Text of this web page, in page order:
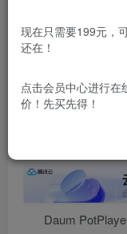
于商业用途。如有
除！
本站所有内容来自互
用途。如有侵权、不
Daum
现在只需要199元，
还在！
点击会员中心进行在
价！先买先得！